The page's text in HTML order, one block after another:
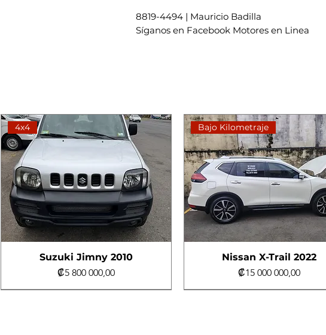
8819-4494 | Mauricio Badilla
Síganos en Facebook Motores en Linea
4x4
Suzuki Jimny 2010
Precio
₡5 800 000,00
Bajo Kilometraje
Nissan X-Trail 2022
Precio
₡15 000 000,00